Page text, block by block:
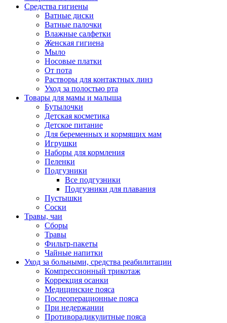
Средства гигиены
Ватные диски
Ватные палочки
Влажные салфетки
Женская гигиена
Мыло
Носовые платки
От пота
Растворы для контактных линз
Уход за полостью рта
Товары для мамы и малыша
Бутылочки
Детская косметика
Детское питание
Для беременных и кормящих мам
Игрушки
Наборы для кормления
Пеленки
Подгузники
Все подгузники
Подгузники для плавания
Пустышки
Соски
Травы, чаи
Сборы
Травы
Фильтр-пакеты
Чайные напитки
Уход за больными, средства реабилитации
Компрессионный трикотаж
Коррекция осанки
Медицинские пояса
Послеоперационные пояса
При недержании
Противорадикулитные пояса